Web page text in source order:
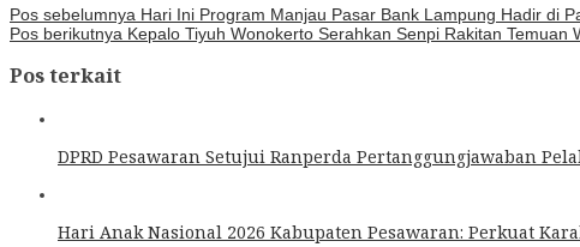
Pos sebelumnya Hari Ini Program Manjau Pasar Bank Lampung Hadir di
Pos berikutnya Kepalo Tiyuh Wonokerto Serahkan Senpi Rakitan Temuan
Pos terkait
DPRD Pesawaran Setujui Ranperda Pertanggungjawaban
Hari Anak Nasional 2026 Kabupaten Pesawaran: Perkuat